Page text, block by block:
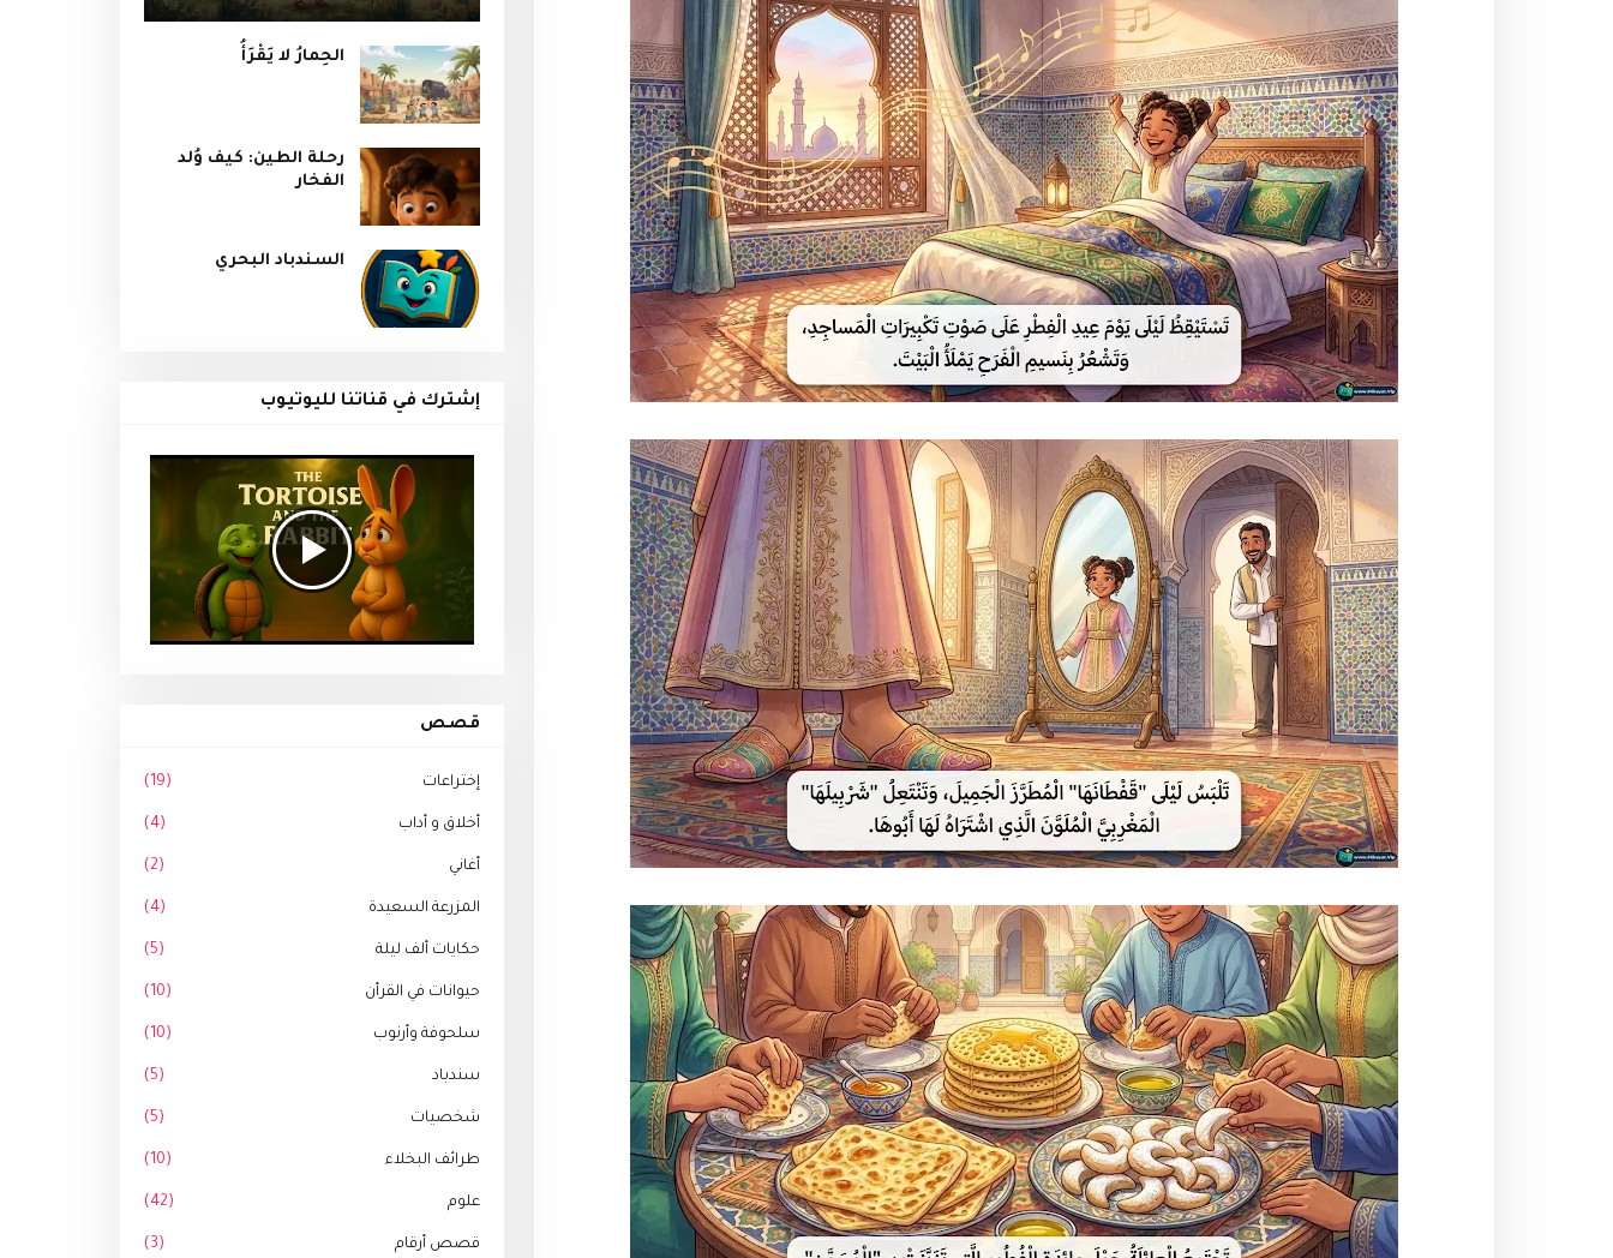
الحِمارُ لا يَقْرَأُ
رحلة الطين: كيف وُلد
الفخار
السندباد البحري
إشترك في قناتنا لليوتيوب
قصص
إختراعات (19)
أخلاق و أداب (4)
أغاني (2)
المزرعة السعيدة (4)
حكايات ألف ليلة (5)
حيوانات في القرأن (10)
سلحوفة وأرنوب (10)
سندباد (5)
شخصيات (5)
طرائف البخلاء (10)
علوم (42)
قصص أرقام (3)